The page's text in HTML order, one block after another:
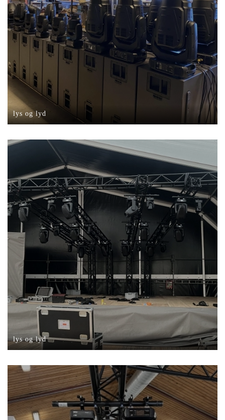
lys og lyd
lys og lyd